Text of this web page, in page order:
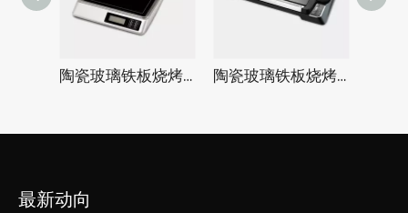
陶瓷玻璃铁板烧烤炉KA-6117 陶瓷玻璃铁板烧烤炉KA-6115
最新动向